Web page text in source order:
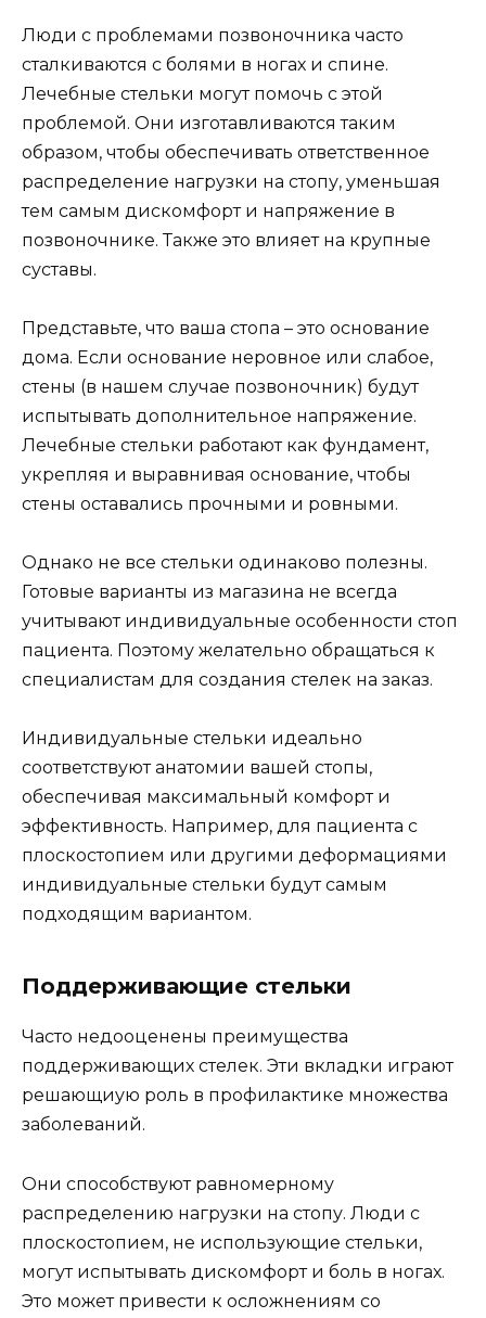
Люди с проблемами позвоночника часто
сталкиваются с болями в ногах и спине.
Лечебные стельки могут помочь с этой
проблемой. Они изготавливаются таким
образом, чтобы обеспечивать ответственное
распределение нагрузки на стопу, уменьшая
тем самым дискомфорт и напряжение в
позвоночнике. Также это влияет на крупные
суставы.
Представьте, что ваша стопа – это основание
дома. Если основание неровное или слабое,
стены (в нашем случае позвоночник) будут
испытывать дополнительное напряжение.
Лечебные стельки работают как фундамент,
укрепляя и выравнивая основание, чтобы
стены оставались прочными и ровными.
Однако не все стельки одинаково полезны.
Готовые варианты из магазина не всегда
учитывают индивидуальные особенности стоп
пациента. Поэтому желательно обращаться к
специалистам для создания стелек на заказ.
Индивидуальные стельки идеально
соответствуют анатомии вашей стопы,
обеспечивая максимальный комфорт и
эффективность. Например, для пациента с
плоскостопием или другими деформациями
индивидуальные стельки будут самым
подходящим вариантом.
Поддерживающие стельки
Часто недооценены преимущества
поддерживающих стелек. Эти вкладки играют
решающиую роль в профилактике множества
заболеваний.
Они способствуют равномерному
распределению нагрузки на стопу. Люди с
плоскостопием, не использующие стельки,
могут испытывать дискомфорт и боль в ногах.
Это может привести к осложнениям со